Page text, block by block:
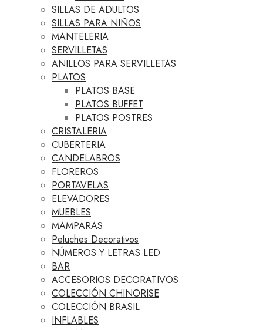
SILLAS DE ADULTOS
SILLAS PARA NIÑOS
MANTELERIA
SERVILLETAS
ANILLOS PARA SERVILLETAS
PLATOS
PLATOS BASE
PLATOS BUFFET
PLATOS POSTRES
CRISTALERIA
CUBERTERIA
CANDELABROS
FLOREROS
PORTAVELAS
ELEVADORES
MUEBLES
MAMPARAS
Peluches Decorativos
NÚMEROS Y LETRAS LED
BAR
ACCESORIOS DECORATIVOS
COLECCIÓN CHINORISE
COLECCIÓN BRASIL
INFLABLES